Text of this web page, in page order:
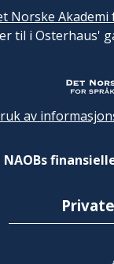
Norske
til i Osterhaus'
av
NAOBs